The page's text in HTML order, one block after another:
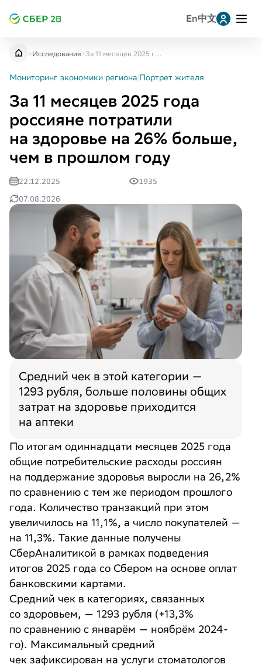
En中文
>Исследования> За 11 месяцев 2025 года россияне потратили на здоровье на 26% больше, чем в прошлом году
на здоровье
Где тратят на здоровье больше всего
Мониторинг экономики региона Портрет жителя
За 11 месяцев 2025 года
россияне потратили
на здоровье на 26% больше,
чем в прошлом году
22.12.2025
1935
07.08.2026
Средний чек в этой категории —
1293 рубля, больше половины общих
затрат на здоровье приходится
на аптеки
По итогам одиннадцати месяцев 2025 года
общие потребительские расходы россиян
на поддержание здоровья выросли на 26,2%
по сравнению с тем же периодом прошлого
года. Количество транзакций при этом
увеличилось на 11,1%, а число покупателей —
на 11,3%. Такие данные получены
СберАналитикой в рамках подведения
итогов 2025 года со Сбером на основе оплат
банковскими картами.
Средний чек в категориях, связанных
со здоровьем, — 1293 рубля (+13,3%
по сравнению с январём — ноябрём 2024-
го). Максимальный средний
чек зафиксирован на услуги стоматологов
Заявка на консультацию
Нажимая «Отправить», вы даёте
Согласие на обработку
персональных данных в соответствии сПолитикой обработки
персональных данных*
Согласие на получение информационных рассылок
Отправить
Leave a request for research
Нажимая «Отправить», вы даёте
Согласие на обработку
персональных данных в соответствии сПолитикой обработки
персональных данных*
Согласие на получение информационных рассылок
Send
Нажимая «Отправить», вы даёте
Согласие на обработку
персональных данных в соответствии сПолитикой обработки
персональных данных*
Согласие на получение информационных рассылок
提交
Telegram
MAX
VK
Однокласскники
Копировать ссылку